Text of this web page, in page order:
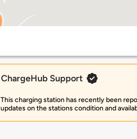
ChargeHub Support
This charging station has recently been
updates on the stations condition and